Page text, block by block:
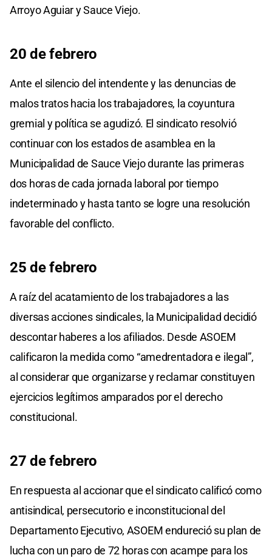
Arroyo Aguiar y Sauce Viejo.
20 de febrero
Ante el silencio del intendente y las denuncias de
malos tratos hacia los trabajadores, la coyuntura
gremial y política se agudizó. El sindicato resolvió
continuar con los estados de asamblea en la
Municipalidad de Sauce Viejo durante las primeras
dos horas de cada jornada laboral por tiempo
indeterminado y hasta tanto se logre una resolución
favorable del conflicto.
25 de febrero
A raíz del acatamiento de los trabajadores a las
diversas acciones sindicales, la Municipalidad decidió
descontar haberes a los afiliados. Desde ASOEM
calificaron la medida como “amedrentadora e ilegal”,
al considerar que organizarse y reclamar constituyen
ejercicios legítimos amparados por el derecho
constitucional.
27 de febrero
En respuesta al accionar que el sindicato calificó como
antisindical, persecutorio e inconstitucional del
Departamento Ejecutivo, ASOEM endureció su plan de
lucha con un paro de 72 horas con acampe para los